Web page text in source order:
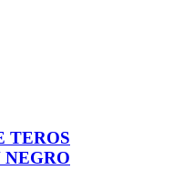
TEROS